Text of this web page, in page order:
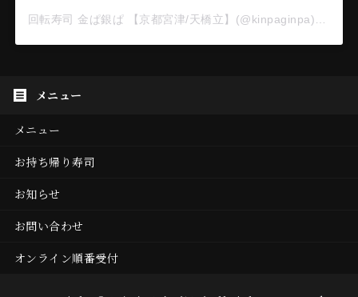
メニュー
お持ち帰り寿司
お知らせ
お問い合わせ
オンライン順番受付